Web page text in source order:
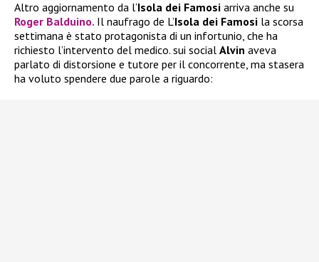
Altro aggiornamento da l’Isola dei Famosi arriva anche su
Roger Balduino. Il naufrago de L’Isola dei Famosi la scorsa
settimana è stato protagonista di un infortunio, che ha
richiesto l’intervento del medico. sui social Alvin aveva
parlato di distorsione e tutore per il concorrente, ma stasera
ha voluto spendere due parole a riguardo: